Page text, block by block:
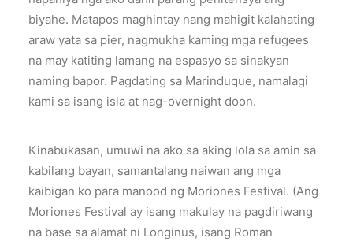
biyahe. Matapos maghintay nang mahigit kalahating
araw yata sa pier, nagmukha kaming mga refugees
na may katiting lamang na espasyo sa sinakyan
naming bapor. Pagdating sa Marinduque, namalagi
kami sa isang isla at nag-overnight doon.
Kinabukasan, umuwi na ako sa aking lola sa amin sa
kabilang bayan, samantalang naiwan ang mga
kaibigan ko para manood ng Moriones Festival. (Ang
Moriones Festival ay isang makulay na pagdiriwang
na base sa alamat ni Longinus, isang Roman